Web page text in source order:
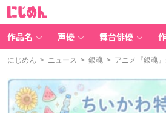
作品名 声優 舞台俳優
にじめん > ニュース > 銀魂 > アニメ『銀魂